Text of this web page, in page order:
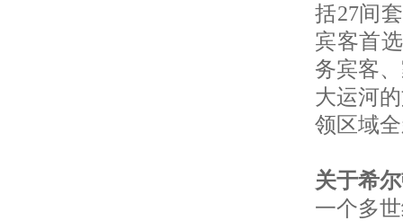
括27间
宾客首
务宾客
大运河
领区域
关于希
一个多